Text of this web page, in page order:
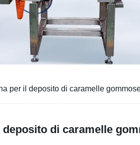
per il deposito di caramelle
di caramelle